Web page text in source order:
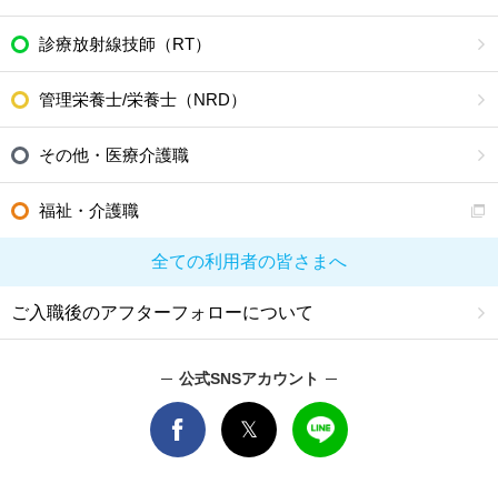
診療放射線技師（RT）
管理栄養士/栄養士（NRD）
その他・医療介護職
福祉・介護職
全ての利用者の皆さまへ
ご入職後のアフターフォローについて
公式SNSアカウント